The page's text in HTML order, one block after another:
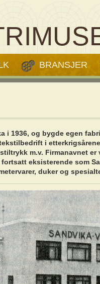
BRANSJER
i 1936, og bygde egen
i
m.v. Firmanavnet er
eksisterende som
duker og